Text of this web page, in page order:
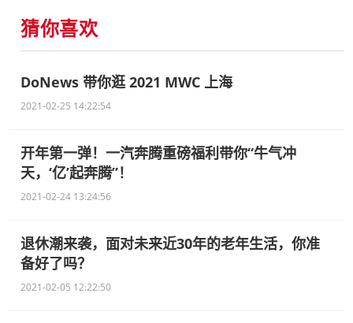
猜你喜欢
DoNews 带你逛 2021 MWC 上海
2021-02-25 14:22:54
开年第一弹！一汽奔腾重磅福利带你“牛气冲
天，‘亿’起奔腾”！
2021-02-24 13:24:56
退休潮来袭，面对未来近30年的老年生活，你准
备好了吗？
2021-02-05 12:22:50